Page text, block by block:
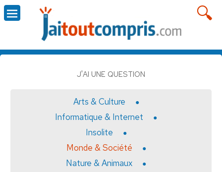
J'AI UNE QUESTION
Arts & Culture
Informatique & Internet
Insolite
Monde & Société
Nature & Animaux